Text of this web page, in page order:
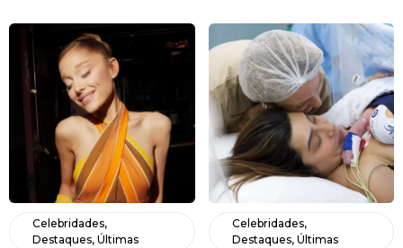
Celebridades,
Destaques, Últimas
Celebridades,
Destaques, Últimas